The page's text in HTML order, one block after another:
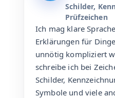
Schilder,
Prüfzeichen
Ich mag klare
Erklärungen für
unnötig kompliziert
schreibe ich bei
Schilder,
Symbole und viele